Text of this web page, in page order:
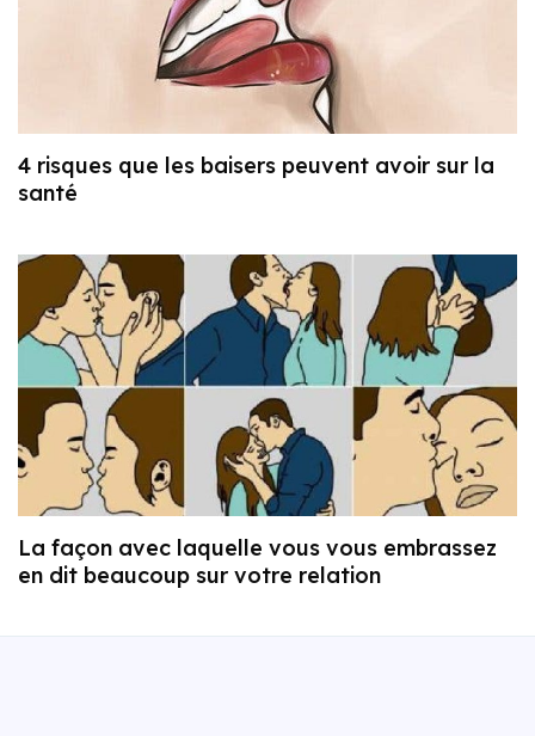
4 risques que les baisers peuvent avoir sur la
santé
La façon avec laquelle vous vous embrassez
en dit beaucoup sur votre relation